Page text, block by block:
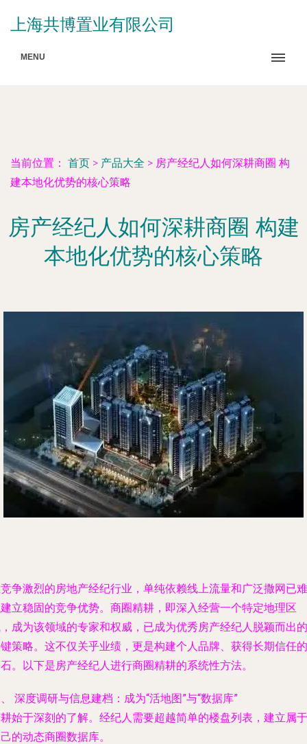
上海共博置业有限公司
MENU
当前位置： 首页 > 产品大全 > 房产经纪人如何深耕商圈 构
建本地化优势的核心策略
房产经纪人如何深耕商圈 构建
本地化优势的核心策略
争激烈的房地产经纪行业，单纯依赖线上流量和广泛撒网已难
立稳固的竞争优势。商圈精耕，即深入经营一个特定地理区
成为该领域的专家和权威，已成为优秀房产经纪人脱颖而出的
策略。这不仅关乎业绩，更是构建个人品牌、获得长期信任的
。以下是房产经纪人进行商圈精耕的系统性方法。
深度调研与信息建档：成为“活地图”与“数据库”
始于深刻的了解。经纪人需要超越简单的楼盘列表，建立属于
的动态商圈数据库。